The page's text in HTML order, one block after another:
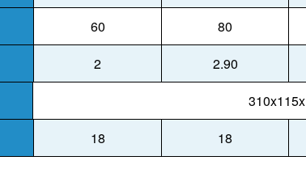
60 80
2 2.90
18 18